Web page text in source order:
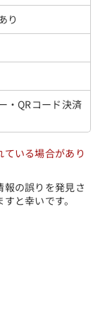
り
・QRコード決済
いる場合があり
の誤りを発見さ
と幸いです。